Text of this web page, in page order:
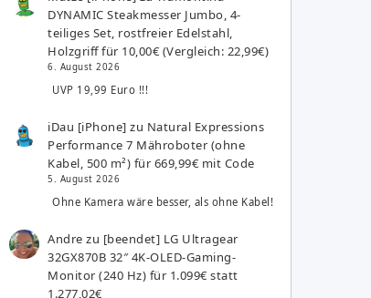
DYNAMIC Steakmesser Jumbo, 4-
teiliges Set, rostfreier Edelstahl,
Holzgriff für 10,00€ (Vergleich: 22,99€)
6. August 2026
UVP 19,99 Euro !!!
iDau [iPhone] zu Natural Expressions
Performance 7 Mähroboter (ohne
Kabel, 500 m²) für 669,99€ mit Code
5. August 2026
Ohne Kamera wäre besser, als ohne Kabel!
Andre zu [beendet] LG Ultragear
32GX870B 32″ 4K-OLED-Gaming-
Monitor (240 Hz) für 1.099€ statt
1.277,02€